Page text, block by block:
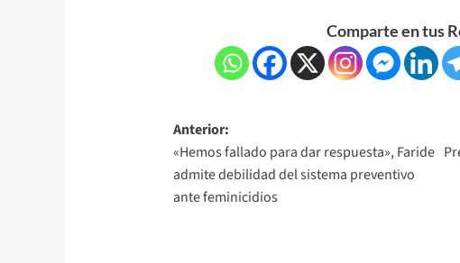
Comparte en tus
Anterior:
«Hemos fallado para dar respuesta», Faride
admite debilidad del sistema preventivo
ante feminicidios